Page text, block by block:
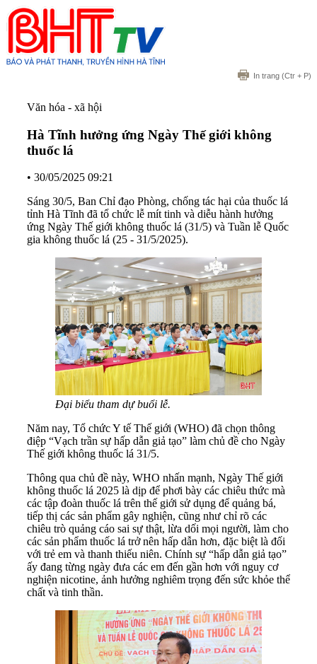
In trang (Ctr + P)
Văn hóa - xã hội
Hà Tĩnh hưởng ứng Ngày Thế giới không
thuốc lá
• 30/05/2025 09:21
Sáng 30/5, Ban Chỉ đạo Phòng, chống tác hại của thuốc lá
tỉnh Hà Tĩnh đã tổ chức lễ mít tinh và diễu hành hưởng
ứng Ngày Thế giới không thuốc lá (31/5) và Tuần lễ Quốc
gia không thuốc lá (25 - 31/5/2025).
Đại biểu tham dự buổi lễ.
Năm nay, Tổ chức Y tế Thế giới (WHO) đã chọn thông
điệp “Vạch trần sự hấp dẫn giả tạo” làm chủ đề cho Ngày
Thế giới không thuốc lá 31/5.
Thông qua chủ đề này, WHO nhấn mạnh, Ngày Thế giới
không thuốc lá 2025 là dịp để phơi bày các chiêu thức mà
các tập đoàn thuốc lá trên thế giới sử dụng để quảng bá,
tiếp thị các sản phẩm gây nghiện, cũng như chỉ rõ các
chiêu trò quảng cáo sai sự thật, lừa dối mọi người, làm cho
các sản phẩm thuốc lá trở nên hấp dẫn hơn, đặc biệt là đối
với trẻ em và thanh thiếu niên. Chính sự “hấp dẫn giả tạo”
ấy đang từng ngày đưa các em đến gần hơn với nguy cơ
nghiện nicotine, ảnh hưởng nghiêm trọng đến sức khỏe thể
chất và tinh thần.